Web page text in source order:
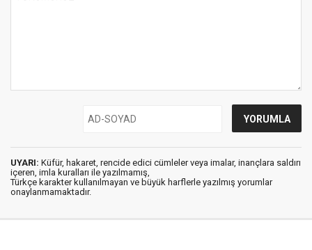
UYARI: Küfür, hakaret, rencide edici cümleler veya imalar, inançlara saldırı
içeren, imla kuralları ile yazılmamış,
Türkçe karakter kullanılmayan ve büyük harflerle yazılmış yorumlar
onaylanmamaktadır.